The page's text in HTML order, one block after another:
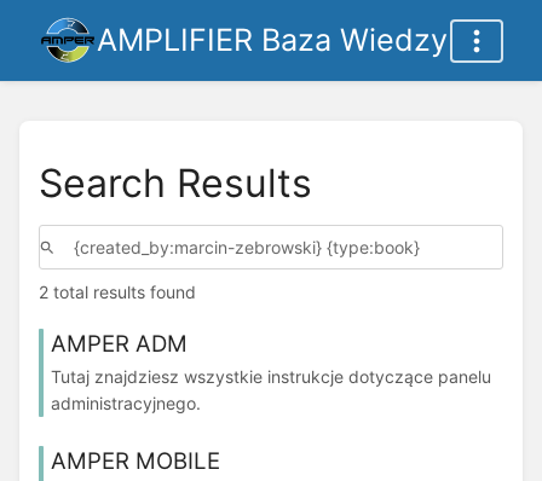
AMPLIFIER Baza Wiedzy
Search Results
2 total results found
AMPER ADM
Tutaj znajdziesz wszystkie instrukcje dotyczące panelu
administracyjnego.
AMPER MOBILE